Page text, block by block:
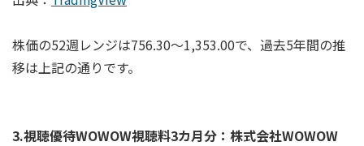
株価の52週レンジは756.30～1,353.00で、過去5年間の推
移は上記の通りです。
3.視聴優待WOWOW視聴料3カ月分：株式会社WOWOW